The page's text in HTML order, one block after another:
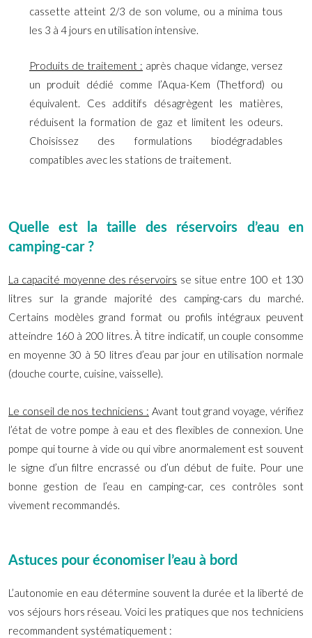
cassette atteint 2/3 de son volume, ou a minima tous
les 3 à 4 jours en utilisation intensive.
Produits de traitement : après chaque vidange, versez
un produit dédié comme l’Aqua-Kem (Thetford) ou
équivalent. Ces additifs désagrègent les matières,
réduisent la formation de gaz et limitent les odeurs.
Choisissez des formulations biodégradables
compatibles avec les stations de traitement.
Quelle est la taille des réservoirs d’eau en
camping-car ?
La capacité moyenne des réservoirs se situe entre 100 et 130
litres sur la grande majorité des camping-cars du marché.
Certains modèles grand format ou profils intégraux peuvent
atteindre 160 à 200 litres. À titre indicatif, un couple consomme
en moyenne 30 à 50 litres d’eau par jour en utilisation normale
(douche courte, cuisine, vaisselle).
Le conseil de nos techniciens : Avant tout grand voyage, vérifiez
l’état de votre pompe à eau et des flexibles de connexion. Une
pompe qui tourne à vide ou qui vibre anormalement est souvent
le signe d’un filtre encrassé ou d’un début de fuite. Pour une
bonne gestion de l’eau en camping-car, ces contrôles sont
vivement recommandés.
Astuces pour économiser l’eau à bord
L’autonomie en eau détermine souvent la durée et la liberté de
vos séjours hors réseau. Voici les pratiques que nos techniciens
recommandent systématiquement :